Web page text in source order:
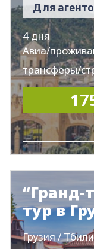
Для
4 дня
Авиа/
трансферы/
“Гранд-
тур в
Грузия /